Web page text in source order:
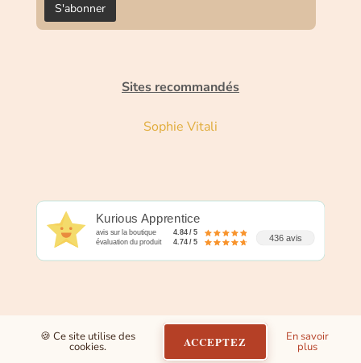
Sites recommandés
Sophie Vitali
Kurious Apprentice
avis sur la boutique 4.84 / 5
évaluation du produit 4.74 / 5 436 avis
🍪 Ce site utilise des
cookies. ACCEPTEZ En savoir
plus